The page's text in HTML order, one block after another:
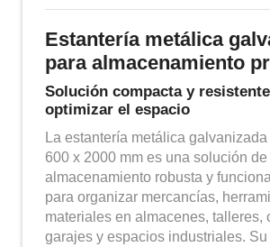
Estantería metálica
para almacenamiento
Solución compacta y
optimizar el espacio
La estantería metálica
600 x 2000 mm es una solución de
almacenamiento robusta y
para organizar mercancías,
materiales en almacenes, talleres,
garajes y espacios industriales. Su